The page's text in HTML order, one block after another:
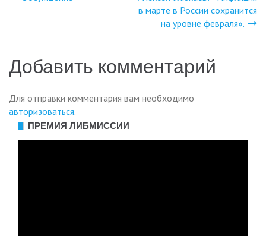
Навигация
записям
в марте в России сохранится
на уровне февраля».
Добавить комментарий
Для отправки комментария вам необходимо
авторизоваться.
ПРЕМИЯ ЛИБМИССИИ